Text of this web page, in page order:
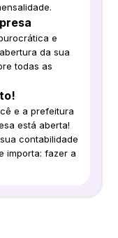
e
da sua
todas as
e a prefeitura
está aberta!
contabilidade
importa: fazer a